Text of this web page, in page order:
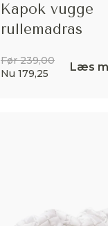
Kapok vugge
rullemadras
Før 239,00
Nu 179,25
Læs